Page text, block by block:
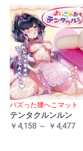
バズった腰へこマット
テンタクルンルン
￥4,158 ～ ￥4,477